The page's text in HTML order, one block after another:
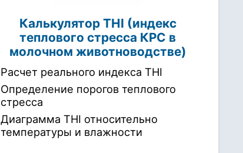
Калькулятор THI (индекс
теплового стресса КРС в
молочном животноводстве)
Расчет реального индекса THI
Определение порогов теплового
стресса
Диаграмма THI относительно
температуры и влажности